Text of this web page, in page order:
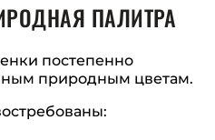
ПАЛИТРА
постепенно
природным цветам.